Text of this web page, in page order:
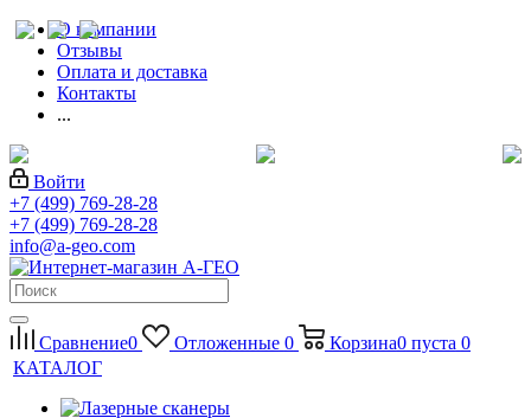
О компании
Отзывы
Оплата и доставка
Контакты
...
Войти
+7 (499) 769-28-28
+7 (499) 769-28-28
info@a-geo.com
Сравнение0 Отложенные 0 Корзина0 пуста 0
КАТАЛОГ